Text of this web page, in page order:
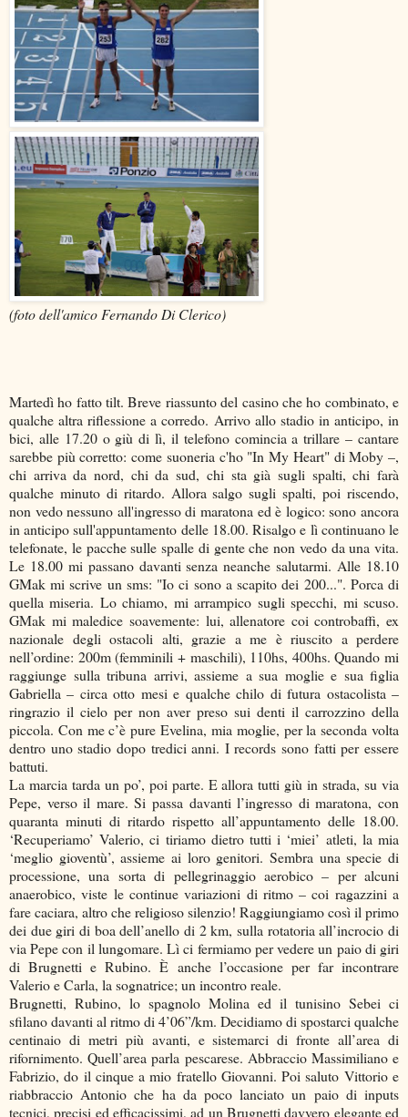
(foto dell'amico Fernando Di Clerico)
Martedì ho fatto tilt. Breve riassunto del casino che ho combinato, e
qualche altra riflessione a corredo. Arrivo allo stadio in anticipo, in
bici, alle 17.20 o giù di lì, il telefono comincia a trillare – cantare
sarebbe più corretto: come suoneria c'ho "In My Heart" di Moby –,
chi arriva da nord, chi da sud, chi sta già sugli spalti, chi farà
qualche minuto di ritardo. Allora salgo sugli spalti, poi riscendo,
non vedo nessuno all'ingresso di maratona ed è logico: sono ancora
in anticipo sull'appuntamento delle 18.00. Risalgo e lì continuano le
telefonate, le pacche sulle spalle di gente che non vedo da una vita.
Le 18.00 mi passano davanti senza neanche salutarmi. Alle 18.10
GMak mi scrive un sms: "Io ci sono a scapito dei 200...". Porca di
quella miseria. Lo chiamo, mi arrampico sugli specchi, mi scuso.
GMak mi maledice soavemente: lui, allenatore coi controbaffi, ex
nazionale degli ostacoli alti, grazie a me è riuscito a perdere
nell’ordine: 200m (femminili + maschili), 110hs, 400hs. Quando mi
raggiunge sulla tribuna arrivi, assieme a sua moglie e sua figlia
Gabriella – circa otto mesi e qualche chilo di futura ostacolista –
ringrazio il cielo per non aver preso sui denti il carrozzino della
piccola. Con me c’è pure Evelina, mia moglie, per la seconda volta
dentro uno stadio dopo tredici anni. I records sono fatti per essere
battuti.
La marcia tarda un po’, poi parte. E allora tutti giù in strada, su via
Pepe, verso il mare. Si passa davanti l’ingresso di maratona, con
quaranta minuti di ritardo rispetto all’appuntamento delle 18.00.
‘Recuperiamo’ Valerio, ci tiriamo dietro tutti i ‘miei’ atleti, la mia
‘meglio gioventù’, assieme ai loro genitori. Sembra una specie di
processione, una sorta di pellegrinaggio aerobico – per alcuni
anaerobico, viste le continue variazioni di ritmo – coi ragazzini a
fare caciara, altro che religioso silenzio! Raggiungiamo così il primo
dei due giri di boa dell’anello di 2 km, sulla rotatoria all’incrocio di
via Pepe con il lungomare. Lì ci fermiamo per vedere un paio di giri
di Brugnetti e Rubino. È anche l’occasione per far incontrare
Valerio e Carla, la sognatrice; un incontro reale.
Brugnetti, Rubino, lo spagnolo Molina ed il tunisino Sebei ci
sfilano davanti al ritmo di 4’06”/km. Decidiamo di spostarci qualche
centinaio di metri più avanti, e sistemarci di fronte all’area di
rifornimento. Quell’area parla pescarese. Abbraccio Massimiliano e
Fabrizio, do il cinque a mio fratello Giovanni. Poi saluto Vittorio e
riabbraccio Antonio che ha da poco lanciato un paio di inputs
tecnici, precisi ed efficacissimi, ad un Brugnetti davvero elegante ed